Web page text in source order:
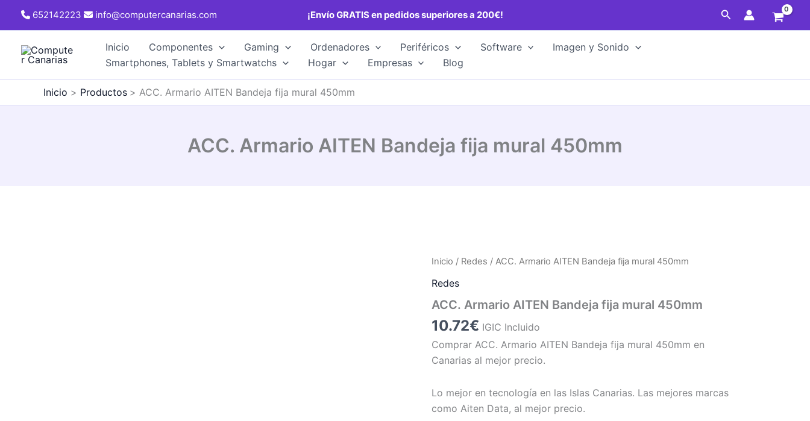
652142223 info@computercanarias.com ¡Envío GRATIS en pedidos superiores a 200€! Buscar
Inicio Componentes Gaming Ordenadores Periféricos Software
Imagen y Sonido
Smartphones, Tablets y Smartwatchs
Hogar Empresas Blog
Inicio Productos ACC. Armario AITEN Bandeja fija mural 450mm
ACC. Armario AITEN Bandeja fija mural 450mm
Inicio / Redes / ACC. Armario AITEN Bandeja fija mural 450mm
Redes
ACC. Armario AITEN Bandeja fija mural 450mm
10.72€ IGIC Incluido
Comprar ACC. Armario AITEN Bandeja fija mural 450mm en
Canarias al mejor precio.
Lo mejor en tecnología en las Islas Canarias. Las mejores marcas
como Aiten Data, al mejor precio.